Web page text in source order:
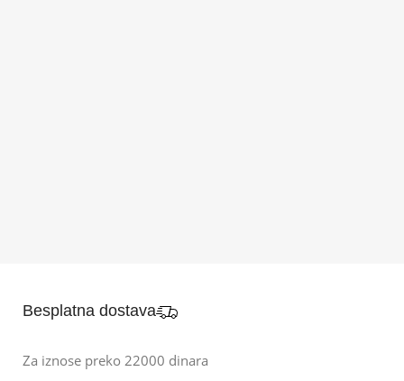
Besplatna dostava
Za iznose preko 22000 dinara